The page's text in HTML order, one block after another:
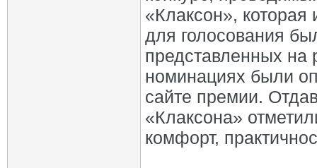
«Клаксон», которая
для голосования
представленных на
номинациях были
сайте премии.
«Клаксона»
комфорт,